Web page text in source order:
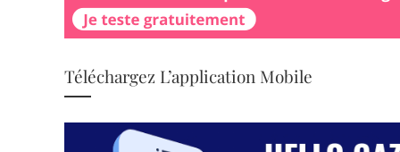
Téléchargez L’application Mobile